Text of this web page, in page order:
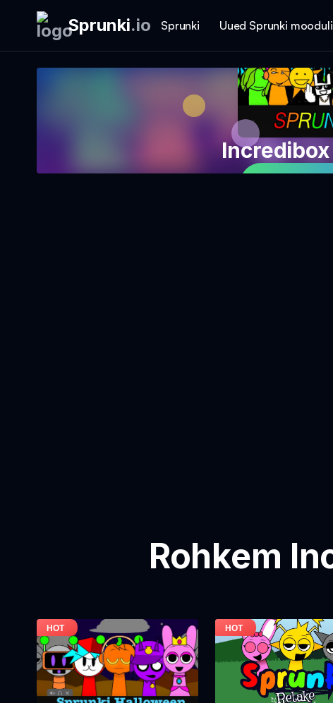
Sprunki.io Sprunki Uued Sprunki
Rohkem